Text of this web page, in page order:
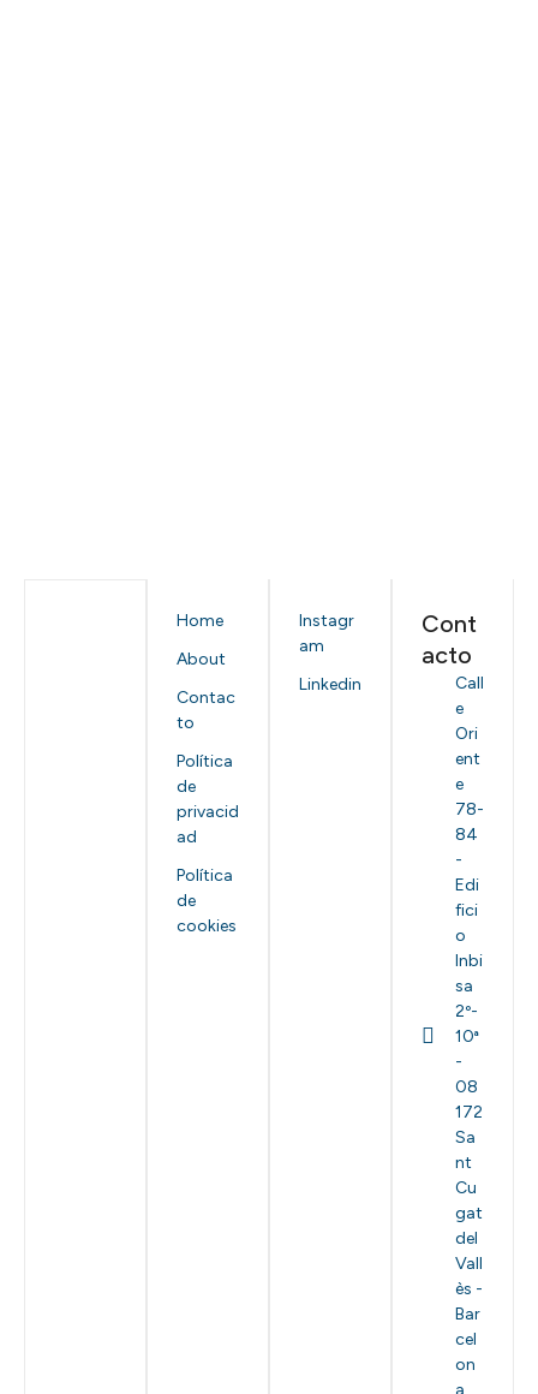
Home
About
Contac
to
Política
de
privacid
ad
Política
de
cookies
Instagr
am
Linkedin
Cont
acto
Call
e
Ori
ent
e
78-
84
-
Edi
fici
o
Inbi
sa
2º-
10ª
-
08
172
Sa
nt
Cu
gat
del
Vall
ès -
Bar
cel
on
a